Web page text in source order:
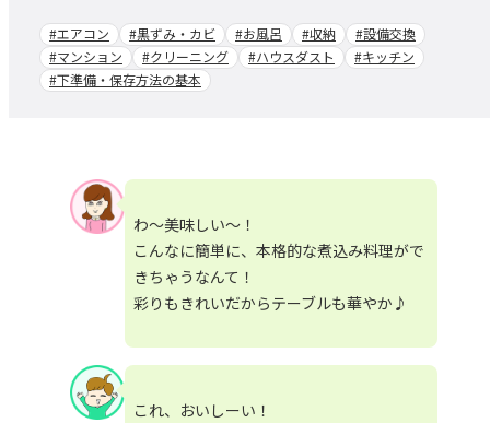
#エアコン #黒ずみ・カビ #お風呂 #収納
#設備交換
#マンション
#クリーニング #ハウスダスト
#キッチン
#下準備・保存方法の基本
わ～美味しい～！
こんなに簡単に、本格的な煮込み料理がで
きちゃうなんて！
彩りもきれいだからテーブルも華やか♪
これ、おいしーい！